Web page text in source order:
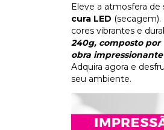
Eleve a atmosfera de
cura LED
cores vibrantes e
240g, composto por
obra
Adquira agora e
seu ambiente.